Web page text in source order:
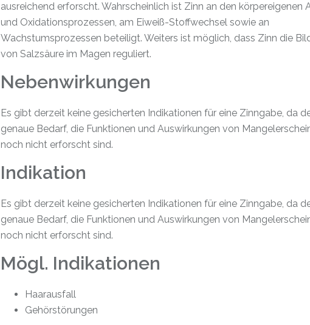
ausreichend erforscht. Wahrscheinlich ist Zinn an den körpereigenen
und Oxidationsprozessen, am Eiweiß-Stoffwechsel sowie an
Wachstumsprozessen beteiligt. Weiters ist möglich, dass Zinn die
von Salzsäure im Magen reguliert.
Nebenwirkungen
Es gibt derzeit keine gesicherten Indikationen für eine Zinngabe, da
genaue Bedarf, die Funktionen und Auswirkungen von
noch nicht erforscht sind.
Indikation
Es gibt derzeit keine gesicherten Indikationen für eine Zinngabe, da
genaue Bedarf, die Funktionen und Auswirkungen von
noch nicht erforscht sind.
Mögl. Indikationen
Haarausfall
Gehörstörungen